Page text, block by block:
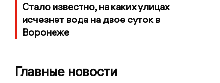
Стало известно, на каких улицах
исчезнет вода на двое суток в
Воронеже
Главные новости